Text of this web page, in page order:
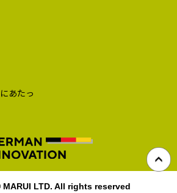
あたっ
LTD. All rights reserved